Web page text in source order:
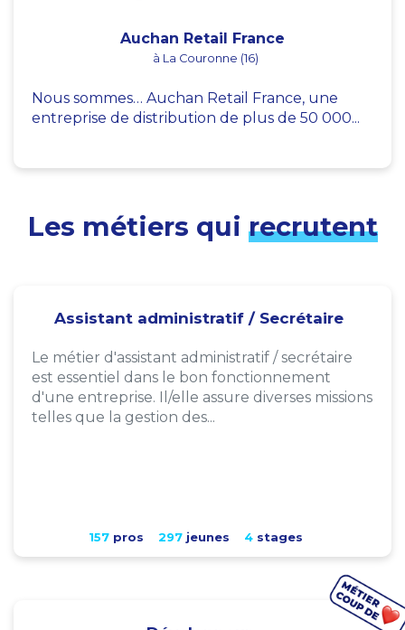
Auchan Retail France
à La Couronne (16)
Nous sommes… Auchan Retail France, une
entreprise de distribution de plus de 50 000...
Les métiers qui recrutent
Assistant administratif / Secrétaire
Le métier d'assistant administratif / secrétaire
est essentiel dans le bon fonctionnement
d'une entreprise. Il/elle assure diverses missions
telles que la gestion des...
157pros 297jeunes 4stages